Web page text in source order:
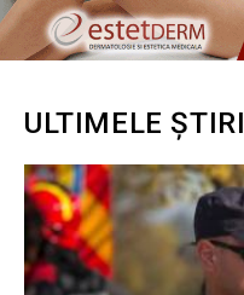
ULTIMELE ȘTIRI